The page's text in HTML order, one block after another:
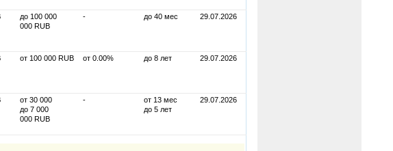
до 100 000
000 RUB
- до 40 мес 29.07.2026
от 100 000 RUB от 0.00% до 8 лет 29.07.2026
от 30 000
до 7 000
000 RUB
-
от 13 мес
до 5 лет
29.07.2026